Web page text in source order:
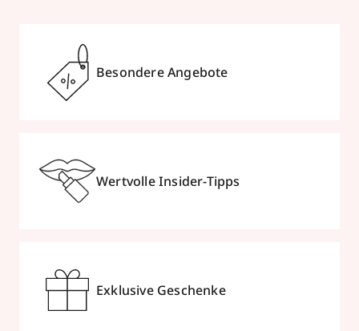
Besondere Angebote
Wertvolle Insider-Tipps
Exklusive Geschenke